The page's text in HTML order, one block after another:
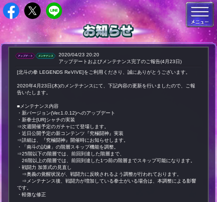
2020/04/23 20:20
アップデートおよびメンテナンス完了のご報告(4月23日)
[北斗の拳 LEGENDS ReVIVE]をご利用くださり、誠にありがとうございます。
2020年4月23日(木)のメンテナンスにて、下記内容の更新を行いましたので、ご報
告いたします。
■メンテナンス内容
・新バージョン(Ver.1.0.12)へのアップデート
・新拳士[UR]シャチの実装
⇒次週開催予定のガチャにて登場します。
・近日公開予定の新コンテンツ『究極闘神』実装
⇒詳細は、『究極闘神』開催時にお知らせします。
・「南斗の試練」の階層スキップ機能を調整。
⇒25階以下の階層では、前回到達した階層まで、
26階以上の階層では、前回到達した1つ前の階層までスキップ可能になります。
・戦闘力 加算式の見直し
⇒奥義の覚醒状況が、戦闘力に反映されるよう調整が行われております。
⇒メンテナンス後、戦闘力が増加している拳士がいる場合は、本調整による影響
です。
・軽微な修正